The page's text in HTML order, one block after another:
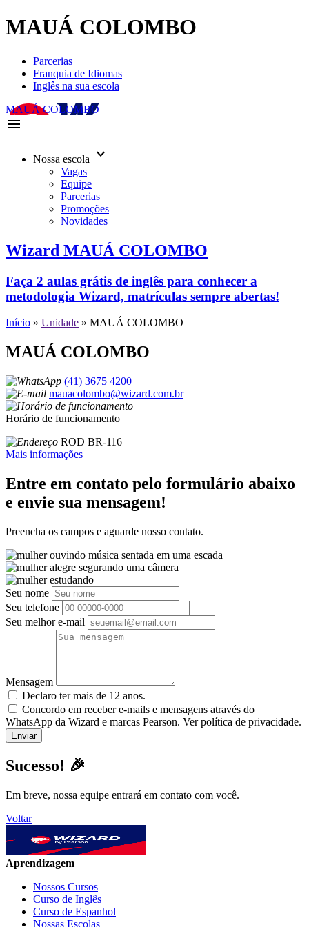
MAUÁ COLOMBO
Parcerias
Franquia de Idiomas
Inglês na sua escola
MAUÁ COLOMBO
menu
Nossa escola keyboard_arrow_down
Vagas
Equipe
Parcerias
Promoções
Novidades
Wizard MAUÁ COLOMBO
Faça 2 aulas grátis de inglês para conhecer a
metodologia Wizard, matrículas sempre abertas!
Início » Unidade » MAUÁ COLOMBO
MAUÁ COLOMBO
(41) 3675 4200
mauacolombo@wizard.com.br
Horário de funcionamento
ROD BR-116
Mais informações
Entre em contato pelo formulário abaixo
e envie sua mensagem!
Preencha os campos e aguarde nosso contato.
Seu nome
Seu telefone
Seu melhor e-mail
Mensagem
Declaro ter mais de 12 anos.
Concordo em receber e-mails e mensagens através do
WhatsApp da Wizard e marcas Pearson. Ver política de privacidade.
Sucesso! 🎉
Em breve, nossa equipe entrará em contato com você.
Voltar
Aprendizagem
Nossos Cursos
Curso de Inglês
Curso de Espanhol
Nossas Escolas